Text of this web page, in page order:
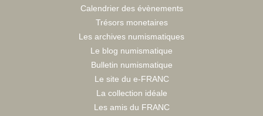
Calendrier des évènements
Trésors monetaires
Les archives numismatiques
Le blog numismatique
Bulletin numismatique
Le site du e-FRANC
La collection idéale
Les amis du FRANC